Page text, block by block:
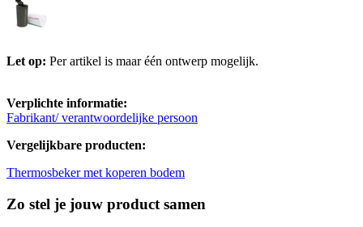
Let op: Per artikel is maar één ontwerp mogelijk.
Verplichte informatie:
Fabrikant/ verantwoordelijke persoon
Vergelijkbare producten:
Thermosbeker met koperen bodem
Zo stel je jouw product samen